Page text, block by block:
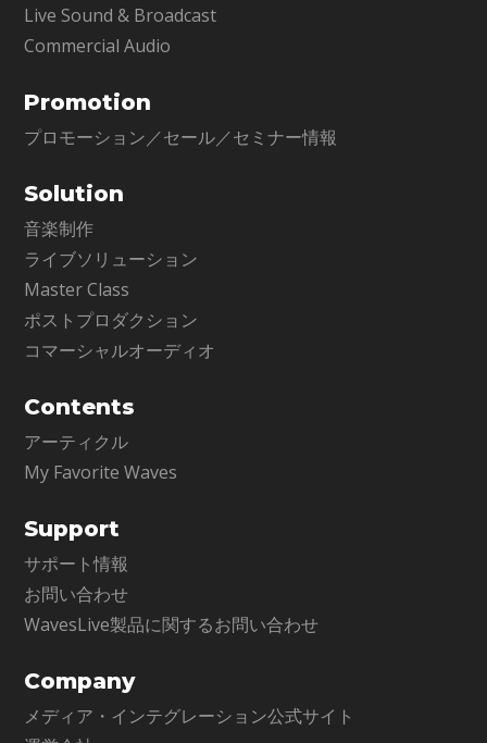
Live Sound & Broadcast
Commercial Audio
Promotion
プロモーション／セール／セミナー情報
Solution
音楽制作
ライブソリューション
Master Class
ポストプロダクション
コマーシャルオーディオ
Contents
アーティクル
My Favorite Waves
Support
サポート情報
お問い合わせ
WavesLive製品に関するお問い合わせ
Company
メディア・インテグレーション公式サイト